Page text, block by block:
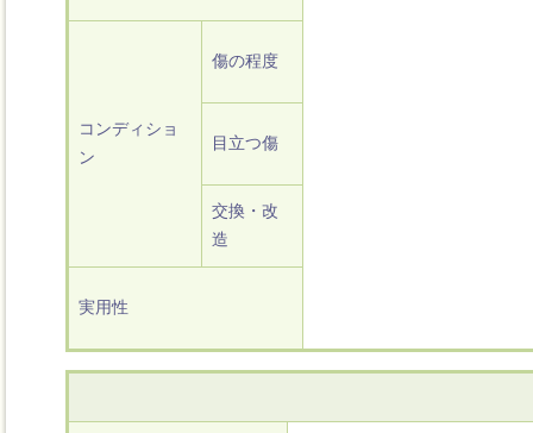
コンディショ
ン
傷の程度
目立つ傷
交換・改
造
実用性